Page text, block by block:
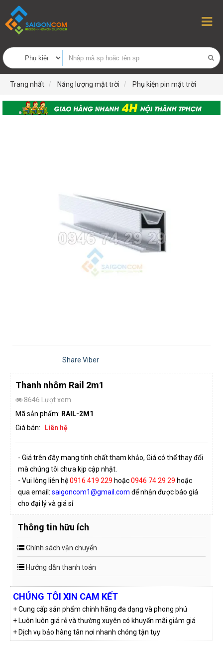
Trang nhất Năng lượng mặt trời Phụ kiện pin mặt trời
Share Viber
Thanh nhôm Rail 2m1
8646 Lượt xem
Mã sản phẩm: RAIL-2M1
Giá bán:
Liên hệ
- Giá trên đây mang tính chất tham khảo, Giá có thể thay đổi
mà chúng tôi chưa kịp cập nhật.
- Vui lòng liên hệ0916 419 229 hoặc0946 74 29 29 hoặc
qua email: saigoncom1@gmail.com để nhận được báo giá
cho đại lý và giá sỉ
Thông tin hữu ích
Chính sách vận chuyển
Hướng dẫn thanh toán
CHÚNG TÔI XIN CAM KẾT
+ Cung cấp sản phẩm chính hãng đa dạng và phong phú
+ Luôn luôn giá rẻ và thường xuyên có khuyến mãi giảm giá
+ Dịch vụ bảo hàng tân nơi nhanh chóng tận tụy